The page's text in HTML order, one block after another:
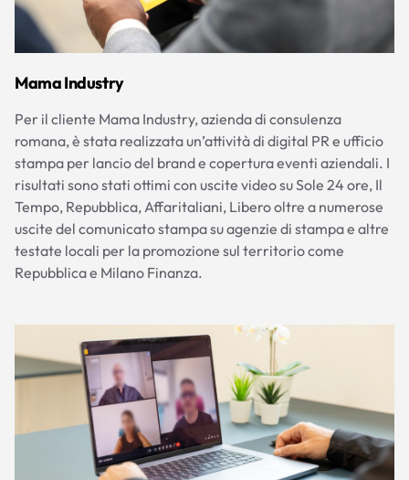
Mama Industry
Per il cliente Mama Industry, azienda di consulenza
romana, è stata realizzata un’attività di digital PR e ufficio
stampa per lancio del brand e copertura eventi aziendali. I
risultati sono stati ottimi con uscite video su Sole 24 ore, Il
Tempo, Repubblica, Affaritaliani, Libero oltre a numerose
uscite del comunicato stampa su agenzie di stampa e altre
testate locali per la promozione sul territorio come
Repubblica e Milano Finanza.